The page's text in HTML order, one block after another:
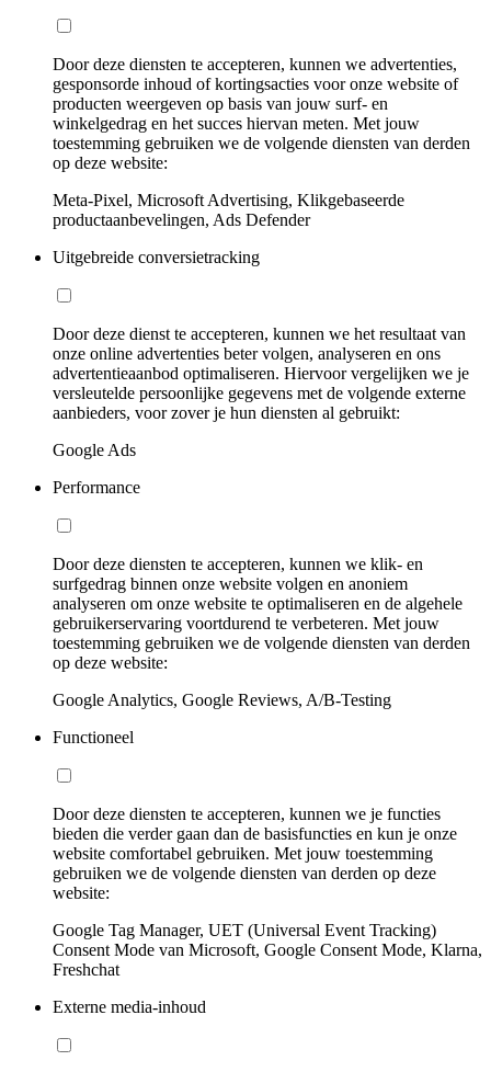
Door deze diensten te accepteren, kunnen we advertenties,
gesponsorde inhoud of kortingsacties voor onze website of
producten weergeven op basis van jouw surf- en
winkelgedrag en het succes hiervan meten. Met jouw
toestemming gebruiken we de volgende diensten van derden
op deze website:
Meta-Pixel, Microsoft Advertising, Klikgebaseerde
productaanbevelingen, Ads Defender
Uitgebreide conversietracking
Door deze dienst te accepteren, kunnen we het resultaat van
onze online advertenties beter volgen, analyseren en ons
advertentieaanbod optimaliseren. Hiervoor vergelijken we je
versleutelde persoonlijke gegevens met de volgende externe
aanbieders, voor zover je hun diensten al gebruikt:
Google Ads
Performance
Door deze diensten te accepteren, kunnen we klik- en
surfgedrag binnen onze website volgen en anoniem
analyseren om onze website te optimaliseren en de algehele
gebruikerservaring voortdurend te verbeteren. Met jouw
toestemming gebruiken we de volgende diensten van derden
op deze website:
Google Analytics, Google Reviews, A/B-Testing
Functioneel
Door deze diensten te accepteren, kunnen we je functies
bieden die verder gaan dan de basisfuncties en kun je onze
website comfortabel gebruiken. Met jouw toestemming
gebruiken we de volgende diensten van derden op deze
website:
Google Tag Manager, UET (Universal Event Tracking)
Consent Mode van Microsoft, Google Consent Mode, Klarna,
Freshchat
Externe media-inhoud